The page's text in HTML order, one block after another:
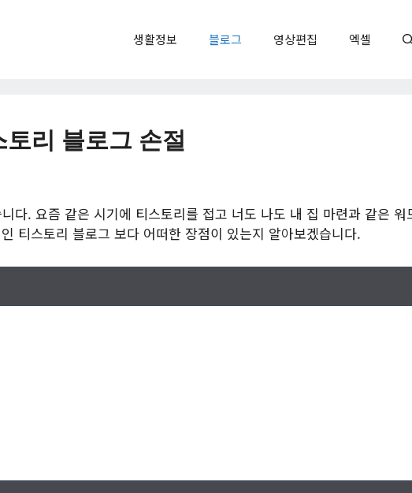
생활정보 블로그 영상편집 엑셀
리 블로그 손절
다. 요즘 같은 시기에 티스토리를 접고 너도 나도 내 집 마련과 같은 워
티스토리 블로그 보다 어떠한 장점이 있는지 알아보겠습니다.